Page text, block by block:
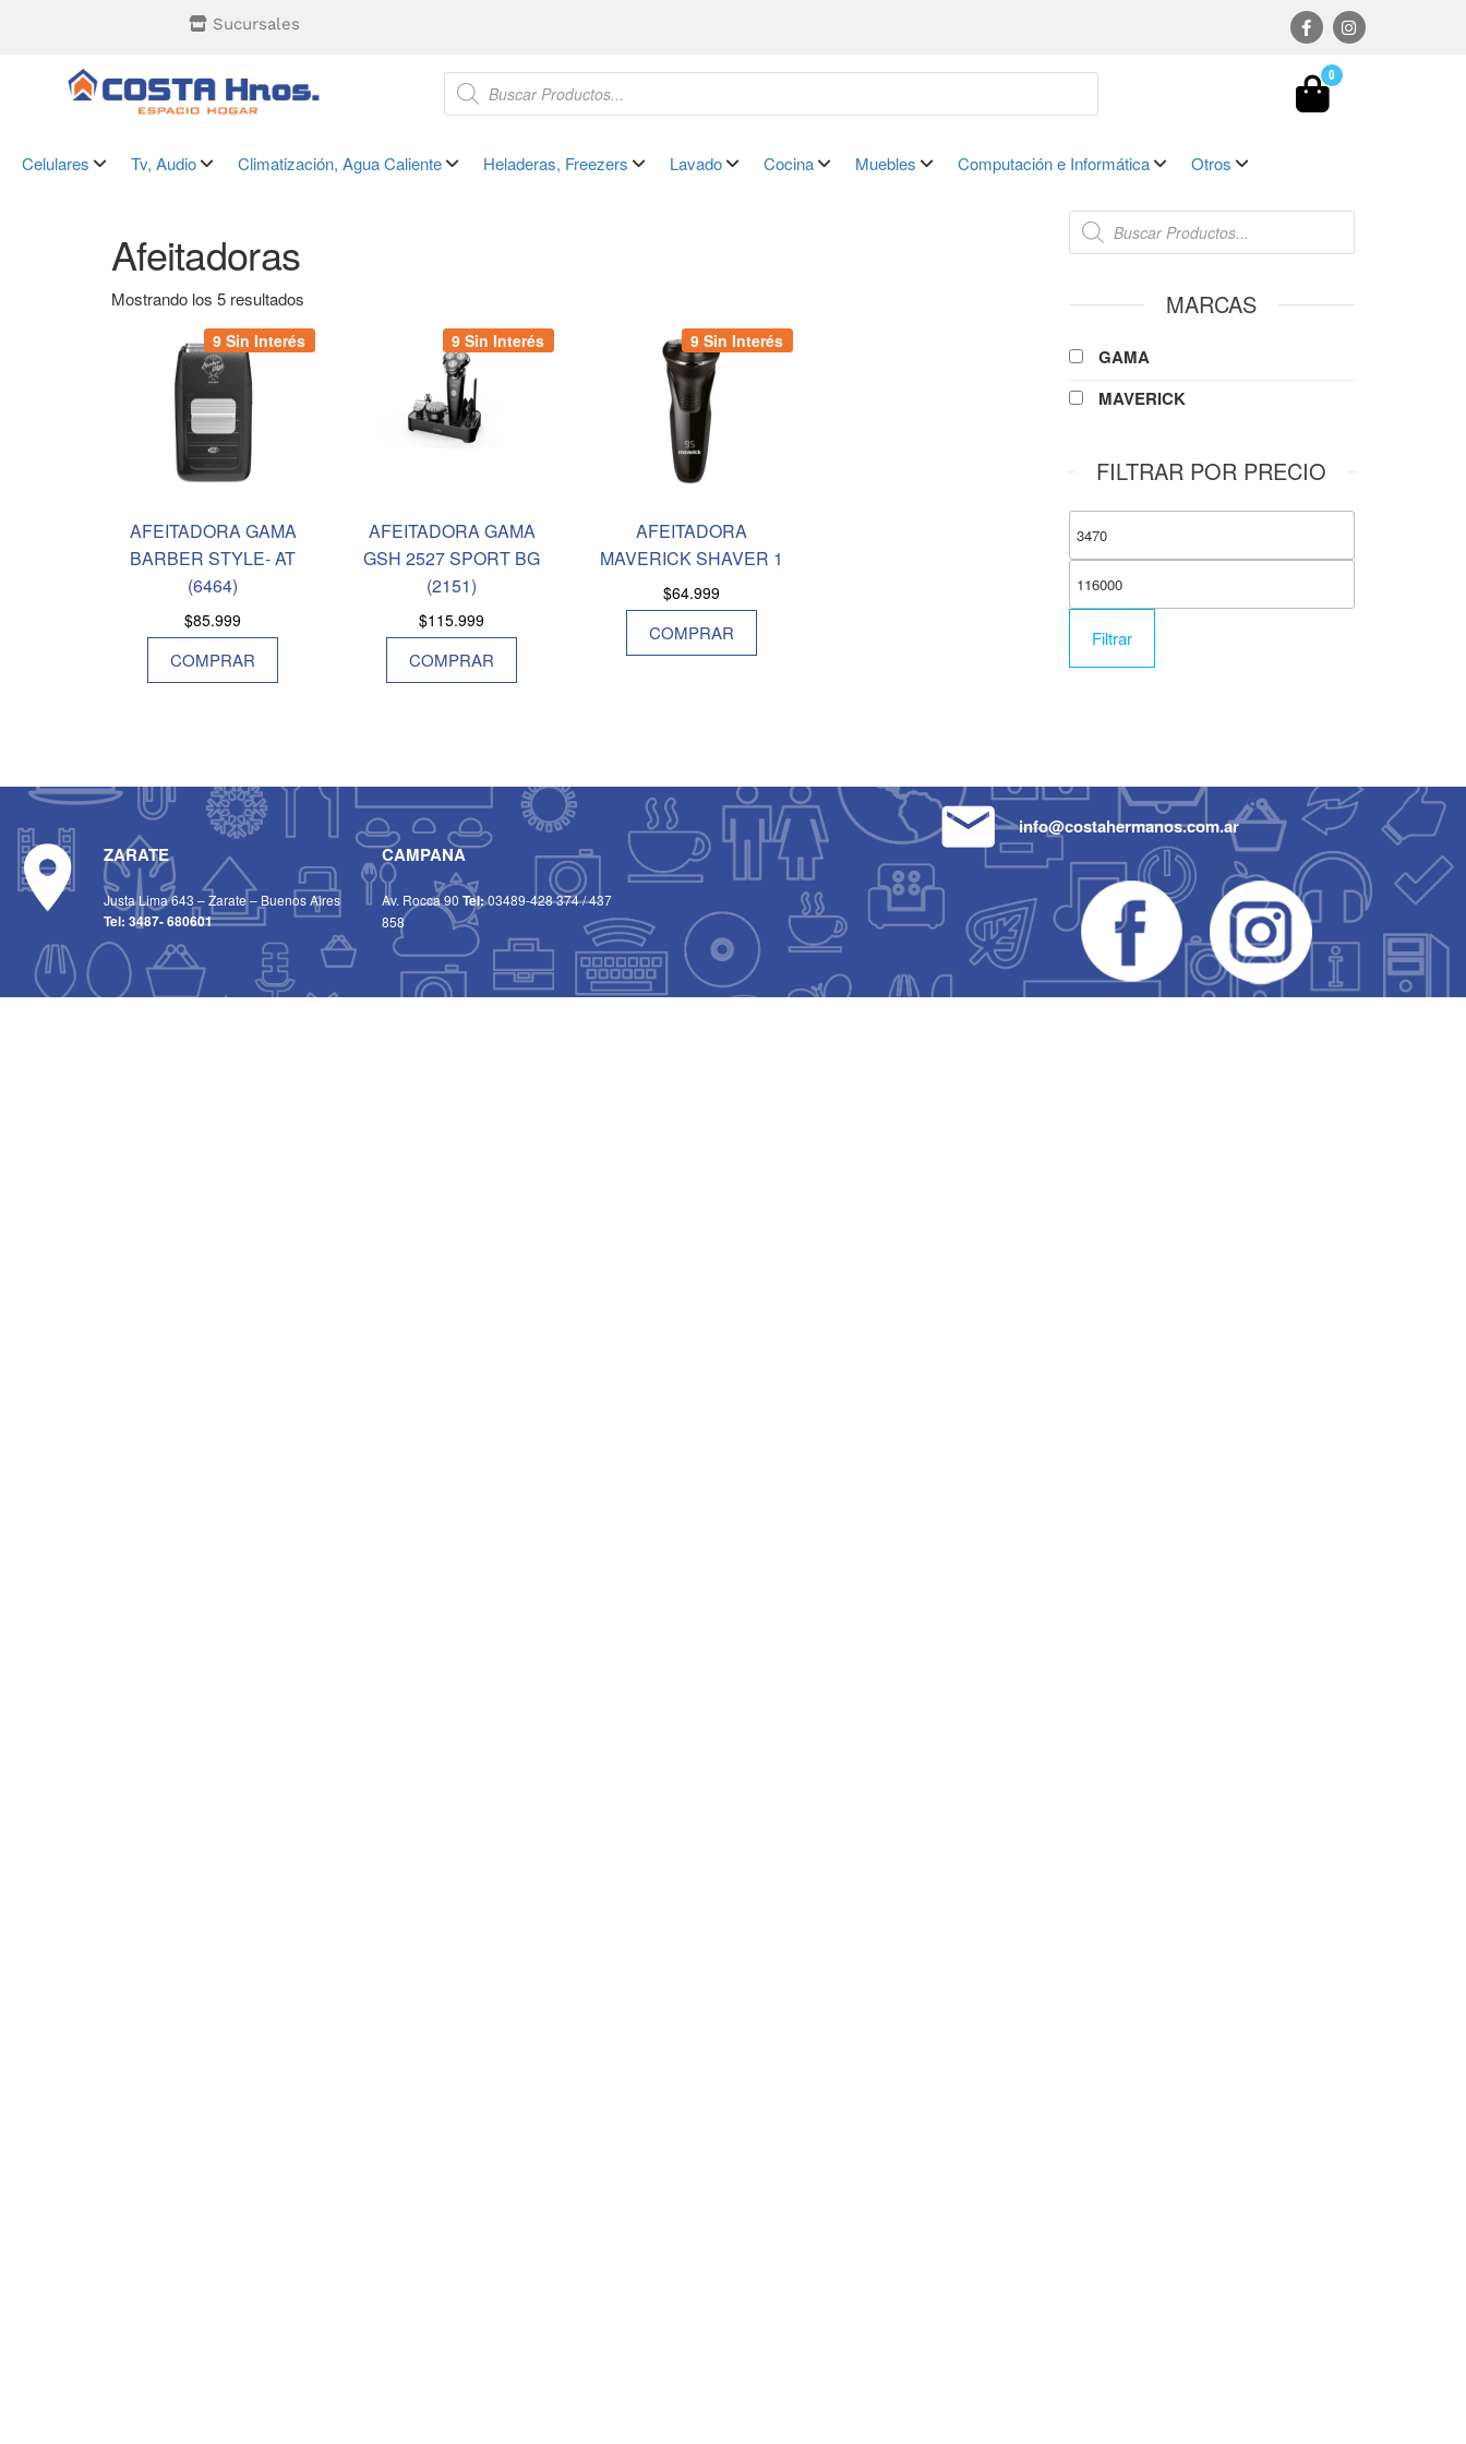
Sucursales
0
Celulares Tv, Audio Climatización, Agua Caliente Heladeras, Freezers Lavado Cocina Muebles Computación e Informática Otros
Afeitadoras
Mostrando los 5 resultados
9 Sin Interés
AFEITADORA GAMA
BARBER STYLE- AT
(6464)
$85.999
COMPRAR
9 Sin Interés
AFEITADORA GAMA
GSH 2527 SPORT BG
(2151)
$115.999
COMPRAR
9 Sin Interés
AFEITADORA
MAVERICK SHAVER 1
$64.999
COMPRAR
MARCAS
GAMA
MAVERICK
FILTRAR POR PRECIO
Filtrar
ZARATE
Justa Lima 643 – Zarate – Buenos Aires
Tel: 3487- 680601
CAMPANA
Av. Rocca 90Tel:03489-428 374/437
858
info@costahermanos.com.ar